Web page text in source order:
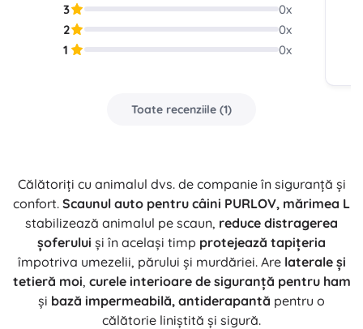
3
0x
2
0x
1
0x
Toate recenziile (1)
Călătoriți cu animalul dvs. de companie în siguranță și
confort. Scaunul auto pentru câini PURLOV, mărimea L
stabilizează animalul pe scaun, reduce distragerea
șoferului și în același timp protejează tapițeria
împotriva umezelii, părului și murdăriei. Are laterale și
tetieră moi, curele interioare de siguranță pentru ham
și bază impermeabilă, antiderapantă pentru o
călătorie liniștită și sigură.